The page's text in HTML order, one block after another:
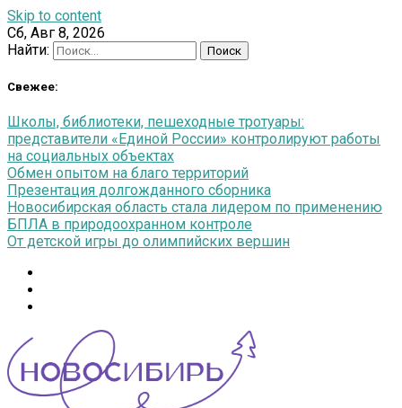
Skip to content
Сб, Авг 8, 2026
Найти:
Свежее:
Школы, библиотеки, пешеходные тротуары:
представители «Единой России» контролируют работы
на социальных объектах
Обмен опытом на благо территорий
Презентация долгожданного сборника
Новосибирская область стала лидером по применению
БПЛА в природоохранном контроле
От детской игры до олимпийских вершин